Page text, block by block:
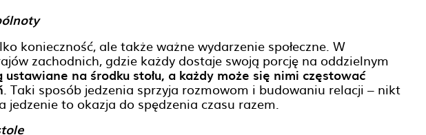
konieczność, ale także ważne wydarzenie społeczne. W
zachodnich, gdzie każdy dostaje swoją porcję na oddzielnym
ustawiane na środku stołu, a każdy może się nimi częstować
. Taki sposób jedzenia sprzyja rozmowom i budowaniu relacji – nikt
jedzenie to okazja do spędzenia czasu razem.